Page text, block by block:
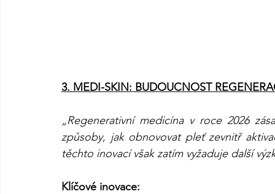
3. MEDI-SKIN: BUDOUCNOST
„Regenerativní medicína v roce 2026
způsoby, jak obnovovat pleť zevnitř
těchto inovací však zatím vyžaduje další
Klíčové inovace: